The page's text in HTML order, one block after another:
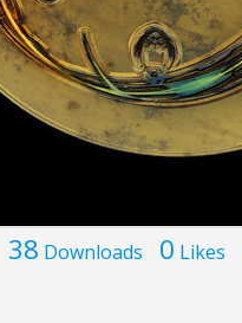
38 Downloads 0 Likes